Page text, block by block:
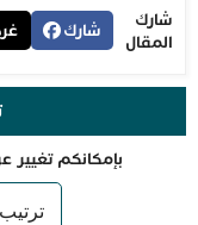
شارك
المقال
شارك
بإمكانكم تغيير